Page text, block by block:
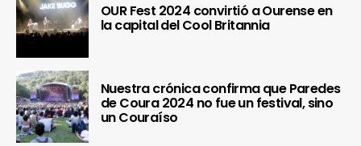
OUR Fest 2024 convirtió a Ourense en
la capital del Cool Britannia
Nuestra crónica confirma que Paredes
de Coura 2024 no fue un festival, sino
un Couraíso